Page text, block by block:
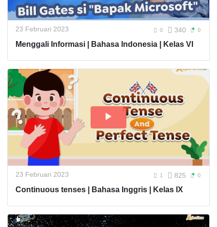
23 Februari 2023 0 340 0
Menggali Informasi | Bahasa Indonesia | Kelas VI
23 Februari 2023 1 825 0
Continuous tenses | Bahasa Inggris | Kelas IX